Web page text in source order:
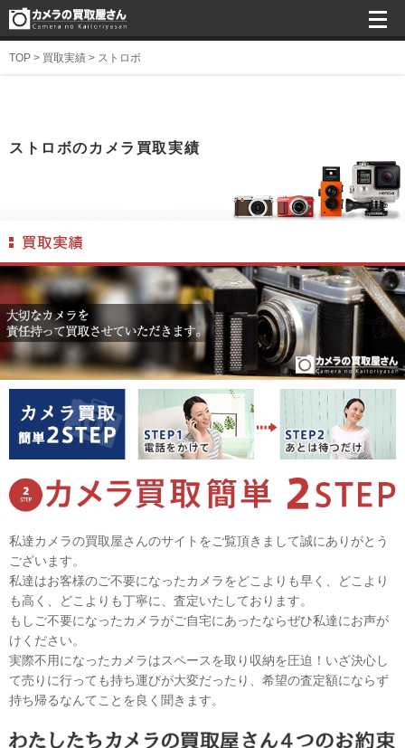
TOP > 買取実績 > ストロボ
ストロボのカメラ買取実績
私達カメラの買取屋さんのサイトをご覧頂きまして誠にありがとう
ございます。
私達はお客様のご不要になったカメラをどこよりも早く、どこより
も高く、どこよりも丁寧に、査定いたしております。
もしご不要になったカメラがご自宅にあったならぜひ私達にお声が
けください。
実際不用になったカメラはスペースを取り収納を圧迫！いざ決心し
て売りに行っても持ち運びが大変だったり、希望の査定額にならず
持ち帰るなんてことを良く聞きます。